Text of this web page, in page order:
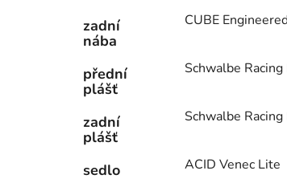
zadní
nába
CUBE
přední
plášť
Schwalbe
zadní
plášť
Schwalbe
sedlo ACID Venec Lite